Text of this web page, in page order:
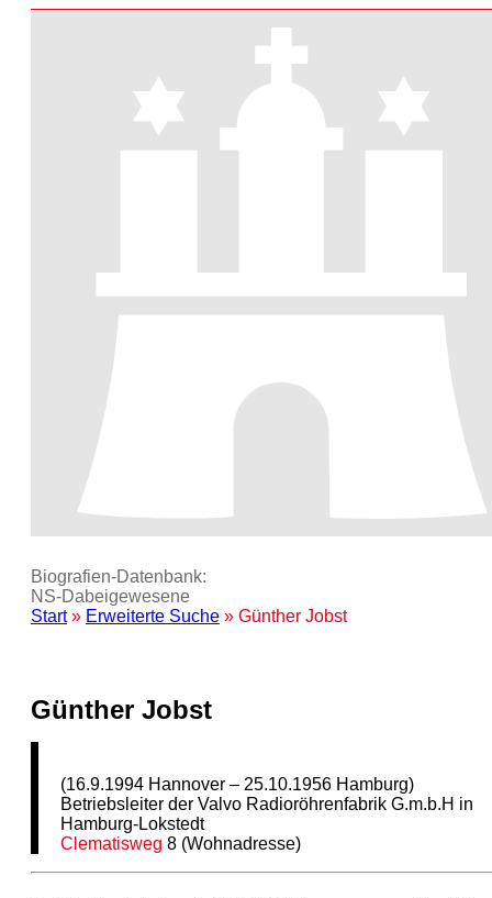
Biografien-Datenbank:
NS‑Dabeigewesene
Start» Erweiterte Suche » Günther Jobst
Günther Jobst
(16.9.1994 Hannover – 25.10.1956 Hamburg)
Betriebsleiter der Valvo Radioröhrenfabrik G.m.b.H in
Hamburg-Lokstedt
Clematisweg 8 (Wohnadresse)